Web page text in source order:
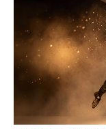
Falls Sie
der Upload